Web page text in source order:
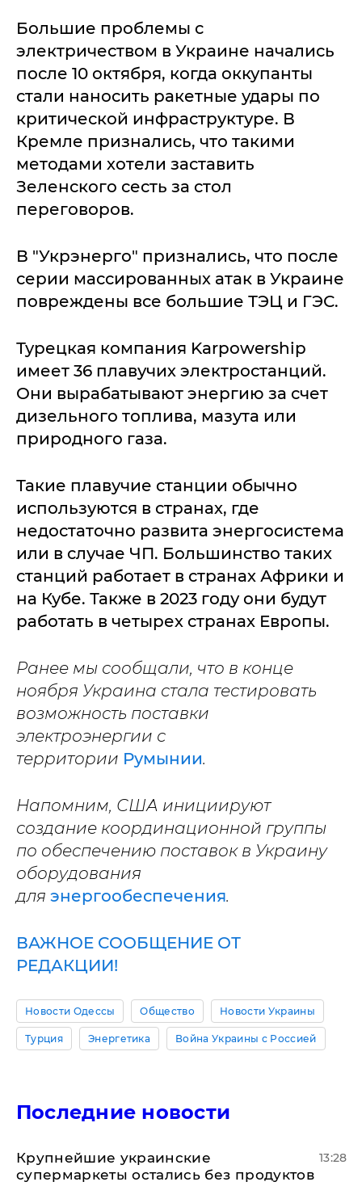
Большие проблемы с
электричеством в Украине начались
после 10 октября, когда оккупанты
стали наносить ракетные удары по
критической инфраструктуре. В
Кремле признались, что такими
методами хотели заставить
Зеленского сесть за стол
переговоров.
В "Укрэнерго" признались, что после
серии массированных атак в Украине
повреждены все большие ТЭЦ и ГЭС.
Турецкая компания Karpowership
имеет 36 плавучих электростанций.
Они вырабатывают энергию за счет
дизельного топлива, мазута или
природного газа.
Такие плавучие станции обычно
используются в странах, где
недостаточно развита энергосистема
или в случае ЧП. Большинство таких
станций работает в странах Африки и
на Кубе. Также в 2023 году они будут
работать в четырех странах Европы.
Ранее мы сообщали, что в конце
ноября Украина стала тестировать
возможность поставки
электроэнергии с
территории Румынии.
Напомним, США инициируют
создание координационной группы
по обеспечению поставок в Украину
оборудования
для энергообеспечения.
ВАЖНОЕ СООБЩЕНИЕ ОТ
РЕДАКЦИИ!
Новости Одессы Общество Новости Украины
Турция Энергетика Война Украины с Россией
Последние новости
Крупнейшие украинские
супермаркеты остались без продуктов
13:28